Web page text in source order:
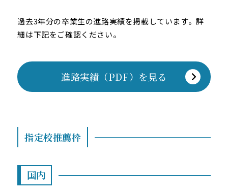
過去3年分の卒業生の進路実績を掲載しています。詳
細は下記をご確認ください。
進路実績（PDF）を見る
指定校推薦枠
国内